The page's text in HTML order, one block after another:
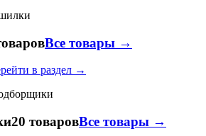
Все товары →
в раздел →
20 товаровВсе товары →